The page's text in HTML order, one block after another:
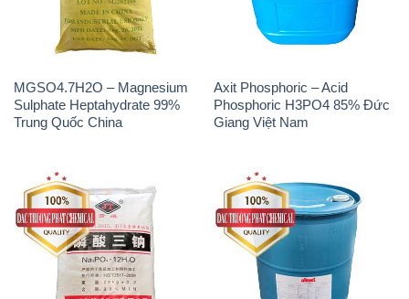
MGSO4.7H2O – Magnesium
Sulphate Heptahydrate 99%
Trung Quốc China
Axit Phosphoric – Acid
Phosphoric H3PO4 85% Đức
Giang Việt Nam